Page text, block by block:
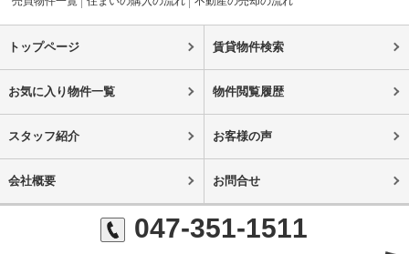
トップページ 賃貸物件検索
お気に入り物件一覧 物件閲覧履歴
スタッフ紹介 お客様の声
会社概要 お問合せ
047-351-1511